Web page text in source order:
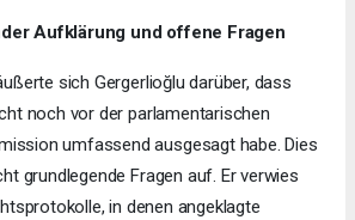
Aufklärung und offene Fragen
sich Gergerlioğlu darüber, dass
noch vor der parlamentarischen
umfassend ausgesagt habe. Dies
grundlegende Fragen auf. Er verwies
in denen angeklagte